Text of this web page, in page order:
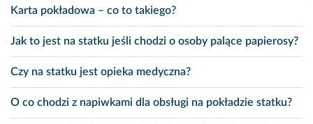
Karta pokładowa – co to takiego?
Jak to jest na statku jeśli chodzi o osoby palące papierosy?
Czy na statku jest opieka medyczna?
O co chodzi z napiwkami dla obsługi na pokładzie statku?